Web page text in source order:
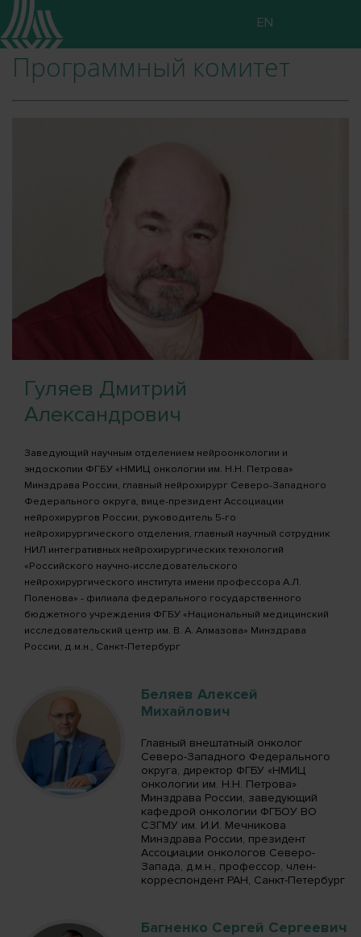
EN
Программный комитет
Гуляев Дмитрий
Александрович
Заведующий научным отделением нейроонкологии и
эндоскопии ФГБУ «НМИЦ онкологии им. Н.Н. Петрова»
Минздрава России, главный нейрохирург Северо-Западного
Федерального округа, вице-президент Ассоциации
нейрохирургов России, руководитель 5-го
нейрохирургического отделения, главный научный сотрудник
НИЛ интегративных нейрохирургических технологий
«Российского научно-исследовательского
нейрохирургического института имени профессора А.Л.
Поленова» - филиала федерального государственного
бюджетного учреждения ФГБУ «Национальный медицинский
исследовательский центр им. В. А. Алмазова» Минздрава
России, д.м.н., Санкт-Петербург
Беляев Алексей
Михайлович
Главный внештатный онколог
Северо-Западного Федерального
округа, директор ФГБУ «НМИЦ
онкологии им. Н.Н. Петрова»
Минздрава России, заведующий
кафедрой онкологии ФГБОУ ВО
СЗГМУ им. И.И. Мечникова
Минздрава России, президент
Ассоциации онкологов Северо-
Запада, д.м.н., профессор, член-
корреспондент РАН, Санкт-Петербург
Багненко Сергей Сергеевич